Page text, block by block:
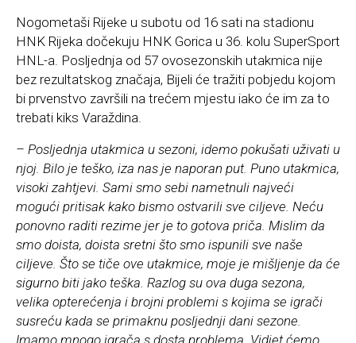
Nogometaši Rijeke u subotu od 16 sati na stadionu
HNK Rijeka dočekuju HNK Gorica u 36. kolu SuperSport
HNL-a. Posljednja od 57 ovosezonskih utakmica nije
bez rezultatskog značaja, Bijeli će tražiti pobjedu kojom
bi prvenstvo završili na trećem mjestu iako će im za to
trebati kiks Varaždina.
– Posljednja utakmica u sezoni, idemo pokušati uživati u
njoj. Bilo je teško, iza nas je naporan put. Puno utakmica,
visoki zahtjevi. Sami smo sebi nametnuli najveći
mogući pritisak kako bismo ostvarili sve ciljeve. Neću
ponovno raditi rezime jer je to gotova priča. Mislim da
smo doista, doista sretni što smo ispunili sve naše
ciljeve. Što se tiče ove utakmice, moje je mišljenje da će
sigurno biti jako teška. Razlog su ova duga sezona,
velika opterećenja i brojni problemi s kojima se igrači
susreću kada se primaknu posljednji dani sezone.